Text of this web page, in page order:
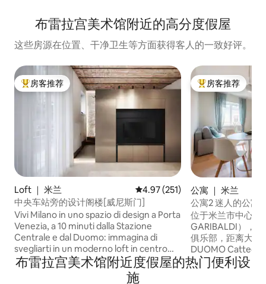
布雷拉宫美术馆附近的高分度假屋
这些房源在位置、干净卫生等方面获得客人的一致好评。
热门「房客推荐」
房客推荐
Loft ｜ 米兰 平均评分 4.97 分（满分 5 分），
4.97 (251)
中央车站旁的设计阁楼[威尼斯门]
Vivi Milano in uno spazio di design a Porta
Venezia, a 10 minuti dalla Stazione
Centrale e dal Duomo: immagina di
svegliarti in un moderno loft in centro
città, vicino a caffè storici, ristoranti
tradizionali e boutique di alta moda a
热门「房客推荐」
房客推荐
公寓 ｜ 米兰
公寓2 迷人的公寓
位于米兰市中心；
GARIBALDI），
俱乐部，距离大教
DUOMO
离布雷拉美术馆（
分钟，距离最重要
布雷拉宫美术馆附近度假屋的热门便利设
施